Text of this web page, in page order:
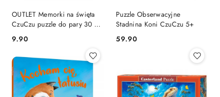
OUTLET Memorki na święta
CzuCzu puzzle do pary 30 el.
Cena:
9.90
Puzzle Obserwacyjne
Stadnina Koni CzuCzu 5+
Cena:
59.90